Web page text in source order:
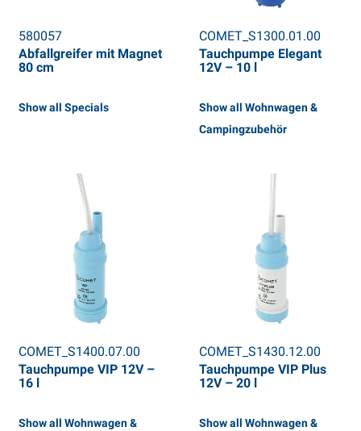
580057
Abfallgreifer mit Magnet
80 cm
Show all Specials
COMET_S1300.01.00
Tauchpumpe Elegant
12V – 10 l
Show all Wohnwagen &
Campingzubehör
COMET_S1400.07.00
Tauchpumpe VIP 12V –
16 l
Show all Wohnwagen &
COMET_S1430.12.00
Tauchpumpe VIP Plus
12V – 20 l
Show all Wohnwagen &